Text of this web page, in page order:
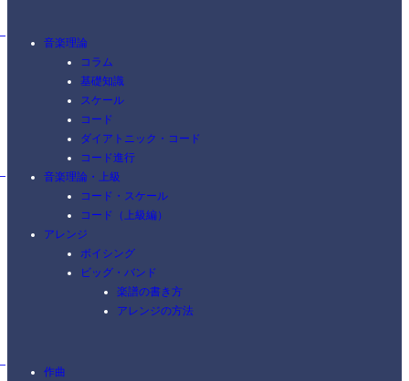
音楽理論
コラム
基礎知識
スケール
コード
ダイアトニック・コード
コード進行
音楽理論・上級
コード・スケール
コード（上級編）
アレンジ
ボイシング
ビッグ・バンド
楽譜の書き方
アレンジの方法
作曲